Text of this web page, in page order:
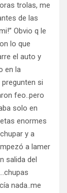
trolas, me
de las
Obvio q le
lo que
el auto y
en la
si
feo..pero
solo en
enormes
y a
a lamer
salida del
nada..me